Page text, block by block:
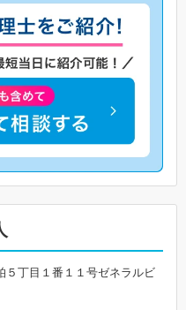
５丁目１番１１号ゼネラルビ